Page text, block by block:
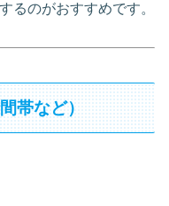
るのがおすすめです。
帯など）